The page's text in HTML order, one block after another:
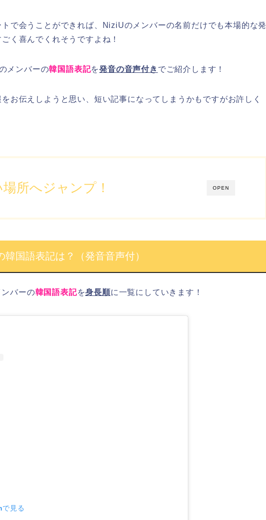
で会うことができれば、 NiziUの メンバーの名前だけでも本場的な発
く喜んでくれそうですよね！
メンバーの韓国語表記を発音の音声付き でご紹介します！
お伝えしようと思い、短い記事になってしまうかもですがお許しく
OPEN
所へジャンプ！
韓国語表記は？（発音音声付）
ンバーの韓国語表記を身長順に一覧にしていきます！
見る